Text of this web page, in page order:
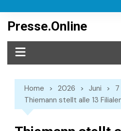
content
Presse.Online
Home 2026 Juni
7
Thiemann stellt alle 13